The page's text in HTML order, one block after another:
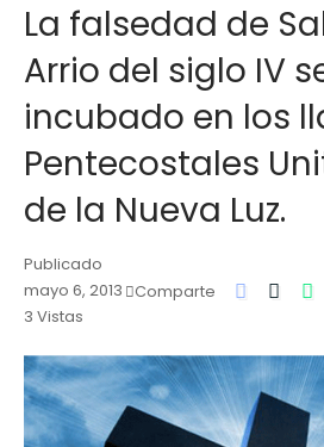
La falsedad de
Arrio del siglo IV
incubado en los
Pentecostales
de la Nueva Luz.
Publicado
mayo 6, 2013
3 Vistas
Comparte